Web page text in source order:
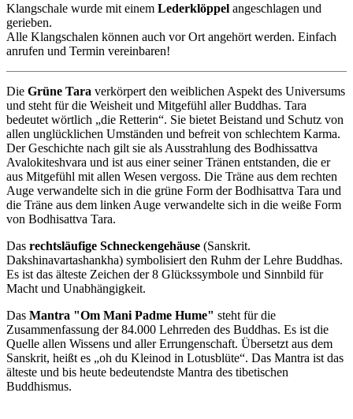
Klangschale wurde mit einem Lederklöppel angeschlagen und
gerieben.
Alle Klangschalen können auch vor Ort angehört werden. Einfach
anrufen und Termin vereinbaren!
Die Grüne Tara verkörpert den weiblichen Aspekt des Universums
und steht für die Weisheit und Mitgefühl aller Buddhas. Tara
bedeutet wörtlich „die Retterin“. Sie bietet Beistand und Schutz von
allen unglücklichen Umständen und befreit von schlechtem Karma.
Der Geschichte nach gilt sie als Ausstrahlung des Bodhissattva
Avalokiteshvara und ist aus einer seiner Tränen entstanden, die er
aus Mitgefühl mit allen Wesen vergoss. Die Träne aus dem rechten
Auge verwandelte sich in die grüne Form der Bodhisattva Tara und
die Träne aus dem linken Auge verwandelte sich in die weiße Form
von Bodhisattva Tara.
Das rechtsläufige Schneckengehäuse (Sanskrit.
Dakshinavartashankha) symbolisiert den Ruhm der Lehre Buddhas.
Es ist das älteste Zeichen der 8 Glückssymbole und Sinnbild für
Macht und Unabhängigkeit.
Das Mantra "Om Mani Padme Hume" steht für die
Zusammenfassung der 84.000 Lehrreden des Buddhas. Es ist die
Quelle allen Wissens und aller Errungenschaft. Übersetzt aus dem
Sanskrit, heißt es „oh du Kleinod in Lotusblüte“. Das Mantra ist das
älteste und bis heute bedeutendste Mantra des tibetischen
Buddhismus.